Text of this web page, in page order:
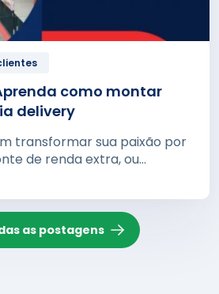
como montar
delivery
transformar sua paixão por
de renda extra, ou...
as postagens